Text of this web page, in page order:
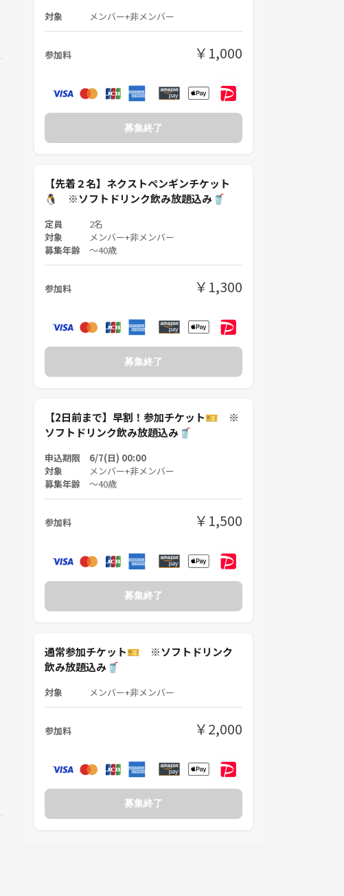
対象
メンバー+非メンバー
参加料 ￥1,000
募集終了
【先着２名】ネクストペンギンチケット
🐧 ※ソフトドリンク飲み放題込み🥤
定員 2名
対象 メンバー+非メンバー
募集年齢 〜40歳
参加料 ￥1,300
募集終了
【2日前まで】早割！参加チケット🎫 ※
ソフトドリンク飲み放題込み🥤
申込期限 6/7(日) 00:00
対象 メンバー+非メンバー
募集年齢 〜40歳
参加料 ￥1,500
募集終了
通常参加チケット🎫 ※ソフトドリンク
飲み放題込み🥤
対象 メンバー+非メンバー
参加料 ￥2,000
募集終了